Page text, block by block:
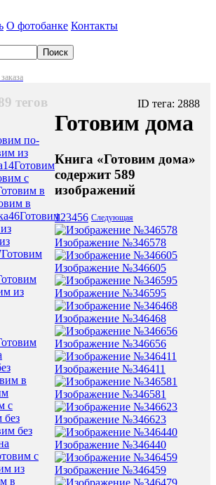
О фотобанке Контакты
Поиск
тегов
по-
из
14Готовим
с
в
в
46Готовим
Готовим
из
в
с
без
без
с
из
в
ID тега: 2888
Готовим дома
Книга «Готовим дома»
содержит 589
изображений
123456 Следующая
Изображение №346578
Изображение №346605
Изображение №346595
Изображение №346468
Изображение №346656
Изображение №346411
Изображение №346581
Изображение №346623
Изображение №346440
Изображение №346459